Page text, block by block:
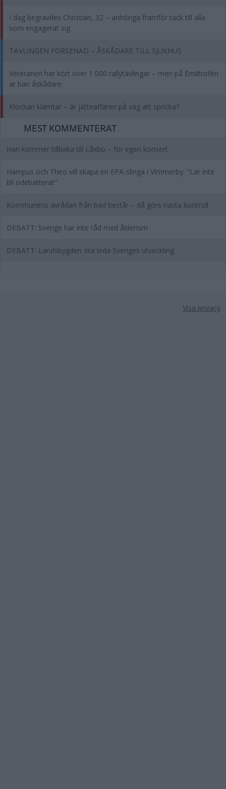
I dag begravdes Christian, 32 – anhöriga framför tack till alla
som engagerat sig
TÄVLINGEN FÖRSENAD – ÅSKÅDARE TILL SJUKHUS
Veteranen har kört över 1 000 rallytävlingar – men på Emiltrofén
är han åskådare
Klockan klämtar – är jätteaffären på väg att spricka?
MEST KOMMENTERAT
Han kommer tillbaka till Låxbo – för egen konsert
Hampus och Theo vill skapa en EPA-slinga i Vimmerby: "Lär inte
bli odebatterat"
Kommunens avrådan från bad består – då görs nästa kontroll
DEBATT: Sverige har inte råd med ålderism
DEBATT: Landsbygden ska leda Sveriges utveckling
Visa privacy